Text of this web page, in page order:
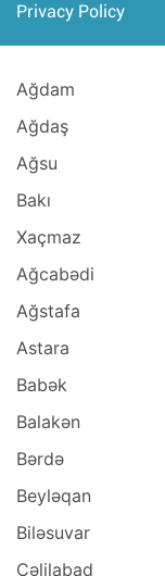
Privacy Policy
Ağdam
Ağdaş
Ağsu
Bakı
Xaçmaz
Ağcabədi
Ağstafa
Astara
Babək
Balakən
Bərdə
Beyləqan
Biləsuvar
Cəlilabad